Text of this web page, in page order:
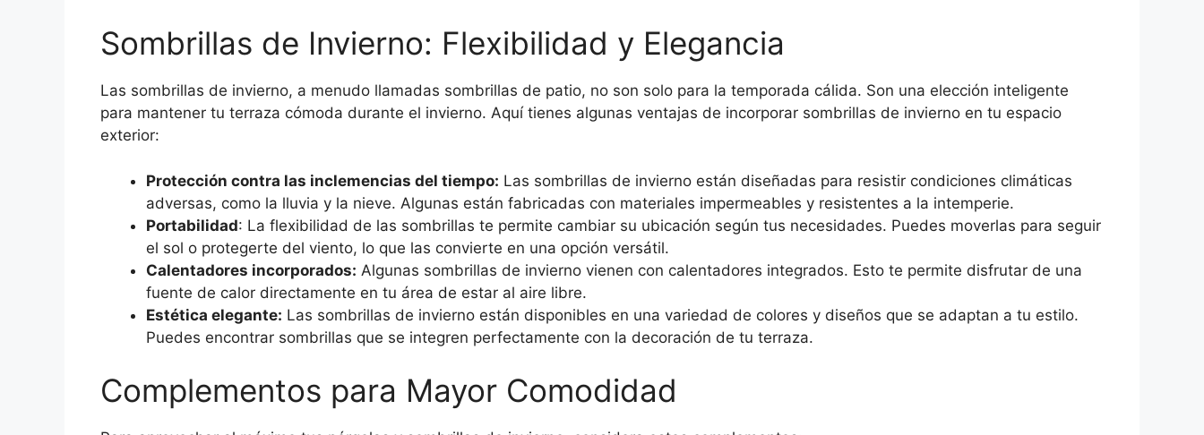
Sombrillas de Invierno: Flexibilidad y Elegancia
Las sombrillas de invierno, a menudo llamadas sombrillas de patio, no son solo para la temporada cálida. Son una elección inteligente
para mantener tu terraza cómoda durante el invierno. Aquí tienes algunas ventajas de incorporar sombrillas de invierno en tu espacio
exterior:
Protección contra las inclemencias del tiempo: Las sombrillas de invierno están diseñadas para resistir condiciones climáticas
adversas, como la lluvia y la nieve. Algunas están fabricadas con materiales impermeables y resistentes a la intemperie.
Portabilidad: La flexibilidad de las sombrillas te permite cambiar su ubicación según tus necesidades. Puedes moverlas para seguir
el sol o protegerte del viento, lo que las convierte en una opción versátil.
Calentadores incorporados: Algunas sombrillas de invierno vienen con calentadores integrados. Esto te permite disfrutar de una
fuente de calor directamente en tu área de estar al aire libre.
Estética elegante: Las sombrillas de invierno están disponibles en una variedad de colores y diseños que se adaptan a tu estilo.
Puedes encontrar sombrillas que se integren perfectamente con la decoración de tu terraza.
Complementos para Mayor Comodidad